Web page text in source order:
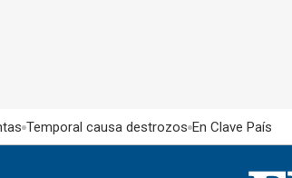
Temporal causa destrozos En Clave País